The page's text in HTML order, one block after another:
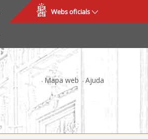
Webs oficials
Mapa web Ajuda